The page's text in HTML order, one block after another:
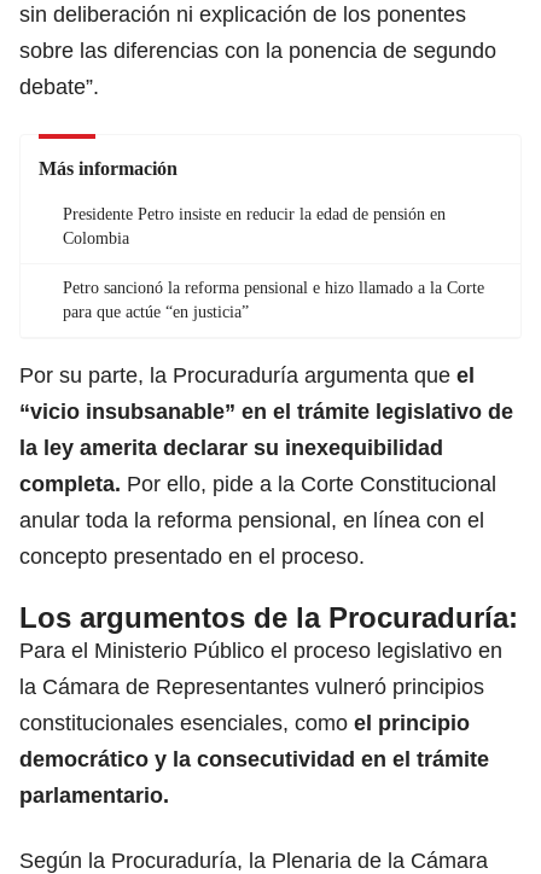
sin deliberación ni explicación de los ponentes
sobre las diferencias con la ponencia de segundo
debate”.
Más información
Presidente Petro insiste en reducir la edad de pensión en
Colombia
Petro sancionó la reforma pensional e hizo llamado a la Corte
para que actúe “en justicia”
Por su parte, la Procuraduría argumenta que el
“vicio insubsanable” en el trámite legislativo de
la ley amerita declarar su inexequibilidad
completa. Por ello, pide a la Corte Constitucional
anular toda la reforma pensional, en línea con el
concepto presentado en el proceso.
Los argumentos de la Procuraduría:
Para el Ministerio Público el proceso legislativo en
la Cámara de Representantes vulneró principios
constitucionales esenciales, como el principio
democrático y la consecutividad en el trámite
parlamentario.
Según la Procuraduría, la Plenaria de la Cámara